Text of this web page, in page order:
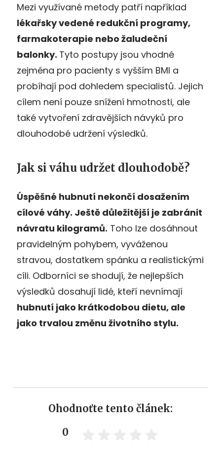
Mezi využívané metody patří například
lékařsky vedené redukční programy,
farmakoterapie nebo žaludeční
balonky. Tyto postupy jsou vhodné
zejména pro pacienty s vyšším BMI a
probíhají pod dohledem specialistů. Jejich
cílem není pouze snížení hmotnosti, ale
také vytvoření zdravějších návyků pro
dlouhodobé udržení výsledků.
Jak si váhu udržet dlouhodobě?
Úspěšné hubnutí nekončí dosažením
cílové váhy. Ještě důležitější je zabránit
návratu kilogramů. Toho lze dosáhnout
pravidelným pohybem, vyváženou
stravou, dostatkem spánku a realistickými
cíli. Odborníci se shodují, že nejlepších
výsledků dosahují lidé, kteří nevnímají
hubnutí jako krátkodobou dietu, ale
jako trvalou změnu životního stylu.
Ohodnoťte tento článek:
0